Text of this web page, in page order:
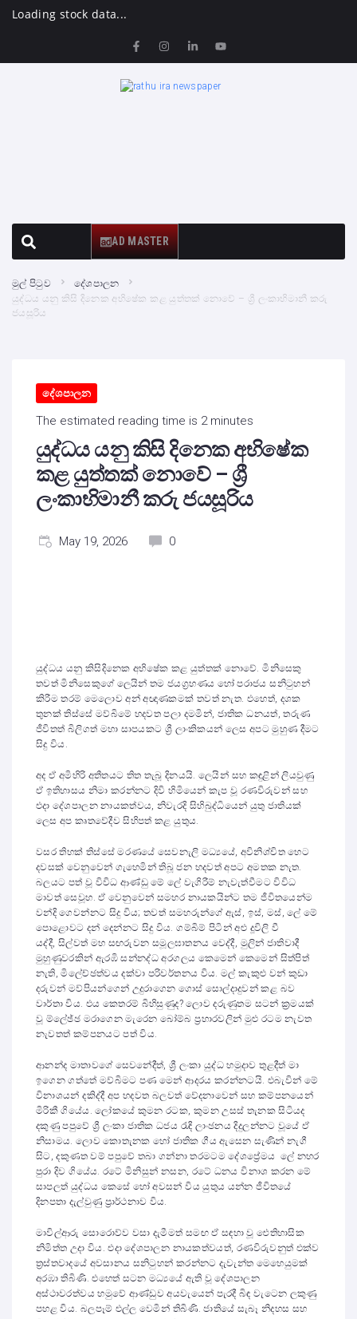
Loading stock data...
AD MASTER
මුල් පිටුව
දේශපාලන
යුද්ධය යනු කිසි දිනෙක අභිෂේක කළ යුත්තක් නොවේ – ශ්‍රී ලංකාභිමානී කරු
ජයසූරිය
දේශපාලන
The estimated reading time is 2 minutes
යුද්ධය යනු කිසි දිනෙක අභිෂේක
කළ යුත්තක් නොවේ – ශ්‍රී
ලංකාභිමානී කරු ජයසූරිය
May 19, 2026 0
යුද්ධය යනු කිසිදිනෙක අභිෂේක කළ යුත්තක් නොවේ. මිනිසෙකු
තවත් මිනිසෙකුගේ ලෙයින් තම ජයග්‍රහණය හෝ පරාජය සනිටුහන්
කිරීම තරම් මෙලොව අන් අඥාණකමක් තවත් නැත. එහෙත්, දශක
තුනක් තිස්සේ මව්බිමේ හදවත පලා දමමින්, ජාතික ධනයත්, තරුණ
ජීවිතත් බිලිගත් මහා සාපයකට ශ්‍රී ලාංකිකයන් ලෙස අපට මුහුණ දීමට
සිදු විය.
අද ඒ අමිහිරි අතීතයට තිත තැබූ දිනයයි. ලෙයින් සහ කඳුළින් ලියවුණු
ඒ ඉතිහාසය නිමා කරන්නට දිවි හිමියෙන් කැප වූ රණවිරුවන් සහ
එදා දේශපාලන නායකත්වය, නිවැරදි සිහිබුද්ධියෙන් යුතු ජාතියක්
ලෙස අප කෘතවේදීව සිහිපත් කළ යුතුය.
වසර තිහක් තිස්සේ මරණයේ සෙවනැලි මධ්‍යයේ, අවිනිශ්චිත හෙට
දවසක් වෙනුවෙන් ගැහෙමින් තිබූ ජන හදවත් අපට අමතක නැත.
බලයට පත් වූ විවිධ ආණ්ඩු මේ ලේ වැගිරීම් නැවැත්වීමට විවිධ
මාවත් සෙවූහ. ඒ වෙනුවෙන් සමහර නායකයින්ට තම ජීවිතයෙන්ම
වන්දි ගෙවන්නට සිදු විය; තවත් සමහරුන්ගේ ඇස්, ඉස්, මස්, ලේ මේ
පොළොවට දන් දෙන්නට සිදු විය. ගම්බිම් පිටින් අළු දූවිලි වී
යද්දී, සිල්වත් මහ සඟරුවන සමූලඝාතනය වෙද්දී, මුලින් ජාතිවාදී
මුහුණුවරකින් ඇරඹි සන්නද්ධ අරගලය කෙමෙන් කෙමෙන් සිත්පිත්
නැති, මිලේච්ඡත්වය දක්වා පරිවර්තනය විය. මල් කැකුළු වන් කුඩා
දරුවන් මව්පියන්ගෙන් උදුරාගෙන ගොස් සොල්දාදුවන් කළ බව
වාර්තා විය. එය කෙතරම් බිහිසුණුද? ලොව දරුණුතම සටන් ක්‍රමයක්
වූ ම්ලේඡ්ඡ මරාගෙන මැරෙන බෝම්බ ප්‍රහාරවලින් මුළු රටම නැවත
නැවතත් කම්පනයට පත් විය.
ආනන්ද මාතාවගේ සෙවනේදීත්, ශ්‍රී ලංකා යුද්ධ හමුදාව තුළදීත් මා
ඉගෙන ගත්තේ මව්බිමට පණ මෙන් ආදරය කරන්නටයි. එබැවින් මේ
විනාශයන් දකිද්දී අප හදවත බලවත් වේදනාවෙන් සහ කම්පනයෙන්
මිරිකී ගියේය. ලෝකයේ කුමන රටක, කුමන උසස් තැනක සිටියද
දකුණු පපුවේ ශ්‍රී ලංකා ජාතික ධජය රැඳි ලාංඡනය දිදුලන්නට වූයේ ඒ
නිසාමය. ලොව කොතැනක හෝ ජාතික ගීය ඇසෙන සැණින් නැගී
සිට, දකුණත වම් පපුවේ තබා ගන්නා තරමටම දේශප්‍රේමය ලේ නහර
පුරා දිව ගියේය. රටේ මිනිසුන් නසන, රටේ ධනය විනාශ කරන මේ
සාපලත් යුද්ධය කෙසේ හෝ අවසන් විය යුතුය යන්න ජීවිතයේ
දිනපතා දැල්වුණු ප්‍රාර්ථනාව විය.
මාවිල්ආරු සොරොව්ව වසා දැමීමත් සමඟ ඒ සඳහා වූ ඓතිහාසික
නිමිත්ත උදා විය. එදා දේශපාලන නායකත්වයත්, රණවිරුවනුත් එක්ව
ත්‍රස්තවාදයේ අවසානය සනිටුහන් කරන්නට දැවැන්ත මෙහෙයුමක්
අරඹා තිබිණි. එහෙත් සටන මධ්‍යයේ ඇති වූ දේශපාලන
අස්ථාවරත්වය හමුවේ ආණ්ඩුව අයවැයෙන් පැරදී බිඳ වැටෙන ලකුණු
පහළ විය. බලපෑම් එල්ල වෙමින් තිබිණි. ජාතියේ සැබෑ නිදහස සහ